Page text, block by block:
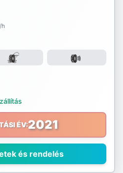
h
ÉV:2021
és rendelés